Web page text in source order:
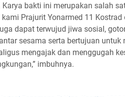
bakti ini merupakan salah
Prajurit Yonarmed 11
dapat terwujud jiwa sosial,
sesama serta bertujuan untuk
mengajak dan menggugah
imbuhnya.